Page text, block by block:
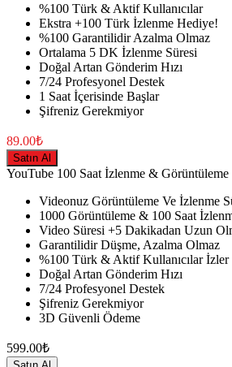
%100 Türk & Aktif Kullanıcılar
Ekstra +100 Türk İzlenme Hediye!
%100 Garantilidir Azalma Olmaz
Ortalama 5 DK İzlenme Süresi
Doğal Artan Gönderim Hızı
7/24 Profesyonel Destek
1 Saat İçerisinde Başlar
Şifreniz Gerekmiyor
89.00₺
Satın Al
YouTube 100 Saat İzlenme & Görüntüleme
Videonuz Görüntüleme Ve İzlenme
1000 Görüntüleme & 100 Saat
Video Süresi +5 Dakikadan Uzun
Garantilidir Düşme, Azalma Olmaz
%100 Türk & Aktif Kullanıcılar İzler
Doğal Artan Gönderim Hızı
7/24 Profesyonel Destek
Şifreniz Gerekmiyor
3D Güvenli Ödeme
599.00₺